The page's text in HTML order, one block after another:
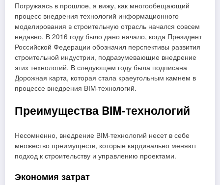
Погружаясь в прошлое, я вижу, как многообещающий
процесс внедрения технологий информационного
моделирования в строительную отрасль начался совсем
недавно. В 2016 году было дано начало, когда Президент
Российской Федерации обозначил перспективы развития
строительной индустрии, подразумевающие внедрение
этих технологий. В следующем году была подписана
Дорожная карта, которая стала краеугольным камнем в
процессе внедрения BIM-технологий.
Преимущества BIM-технологий
Несомненно, внедрение BIM-технологий несет в себе
множество преимуществ, которые кардинально меняют
подход к строительству и управлению проектами.
Экономия затрат